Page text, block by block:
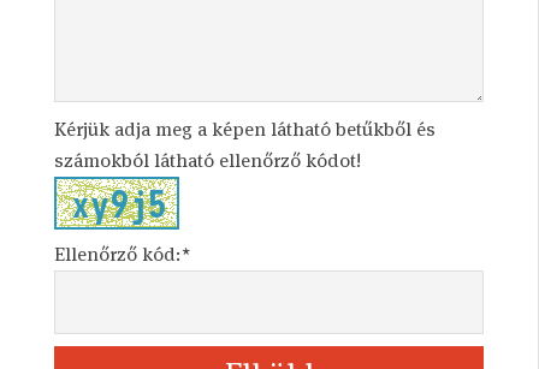
Kérjük adja meg a képen látható betűkből és
számokból látható ellenőrző kódot!
Ellenőrző kód:*